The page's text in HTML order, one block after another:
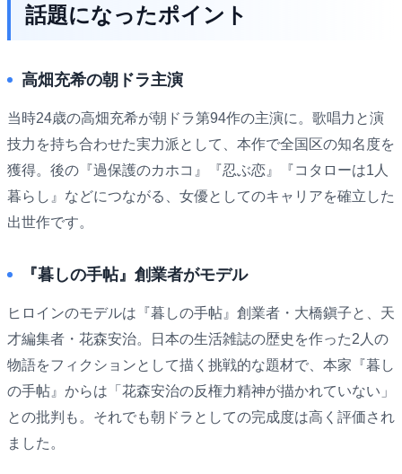
話題になったポイント
高畑充希の朝ドラ主演
当時24歳の高畑充希が朝ドラ第94作の主演に。歌唱力と演
技力を持ち合わせた実力派として、本作で全国区の知名度を
獲得。後の『過保護のカホコ』『忍ぶ恋』『コタローは1人
暮らし』などにつながる、女優としてのキャリアを確立した
出世作です。
『暮しの手帖』創業者がモデル
ヒロインのモデルは『暮しの手帖』創業者・大橋鎭子と、天
才編集者・花森安治。日本の生活雑誌の歴史を作った2人の
物語をフィクションとして描く挑戦的な題材で、本家『暮し
の手帖』からは「花森安治の反権力精神が描かれていない」
との批判も。それでも朝ドラとしての完成度は高く評価され
ました。